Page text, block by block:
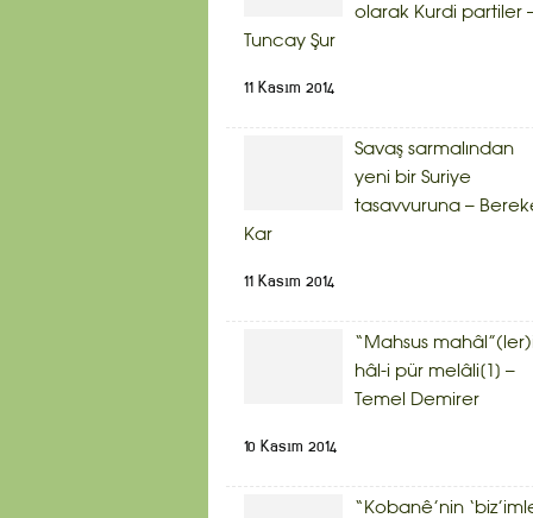
olarak Kurdi partiler
Tuncay Şur
11 Kasım 2014
Savaş sarmalından
yeni bir Suriye
tasavvuruna –
Kar
11 Kasım 2014
“Mahsus
hâl-i pür melâli[1] –
Temel Demirer
10 Kasım 2014
“Kobanê’nin